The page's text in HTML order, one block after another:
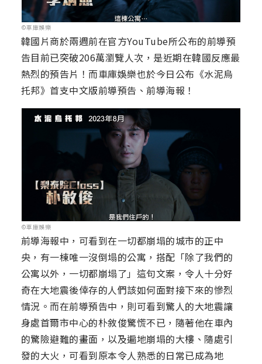
©車庫娛樂
韓國片商於兩週前在官方YouTube所公布的前導預
告目前已突破206萬瀏覽人次，是近期在韓國反應最
熱烈的預告片！而車庫娛樂也於今日公布《水泥烏
托邦》首支中文版前導預告、前導海報！
©車庫娛樂
前導海報中，可看到在一切都崩塌的城市的正中
央，有一棟唯一沒倒塌的公寓，搭配「除了我們的
公寓以外，一切都崩塌了」這句文案，令人十分好
奇在大地震後倖存的人們該如何面對接下來的慘烈
情況。而在前導預告中，則可看到驚人的大地震讓
身處首爾市中心的朴敘俊驚慌不已，隨著他在車內
的驚險避難的畫面，以及遍地崩塌的大樓、隨處引
發的大火，可看到原本令人熟悉的日常已成為地